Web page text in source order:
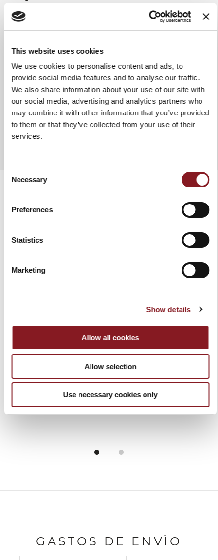
This website uses cookies
We use cookies to personalise content and ads, to
provide social media features and to analyse our traffic.
We also share information about your use of our site with
our social media, advertising and analytics partners who
may combine it with other information that you’ve provided
to them or that they’ve collected from your use of their
services.
Selection
Necessary
Preferences
Statistics
Marketing
Show details
Allow all cookies
Allow selection
Use necessary cookies only
garantizar la integridad y
el cuchillo después de cada
lavado. No usar paños o esponjas
abrasivas.
AÑADIR A COMPARAR
PRODUCTOS RELACIONADOS
Añadir a la cesta Añadir a la cesta
GASTOS DE ENVÌO